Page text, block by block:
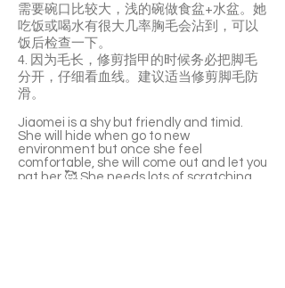
需要碗口比较大，浅的碗做食盆+水盆。她
吃饭或喝水有很大几率胸毛会沾到，可以
饭后检查一下。
4. 因为毛长，修剪指甲的时候务必把脚毛
分开，仔细看血线。建议适当修剪脚毛防
滑。
Jiaomei is a shy but friendly and timid.
She will hide when go to new
environment but once she feel
comfortable, she will come out and let you
pat her.🥰 She needs lots of scratching